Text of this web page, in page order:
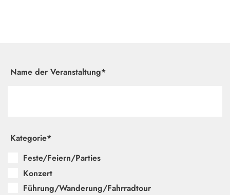
Name der Veranstaltung*
Kategorie*
Feste/Feiern/Parties
Konzert
Führung/Wanderung/Fahrradtour